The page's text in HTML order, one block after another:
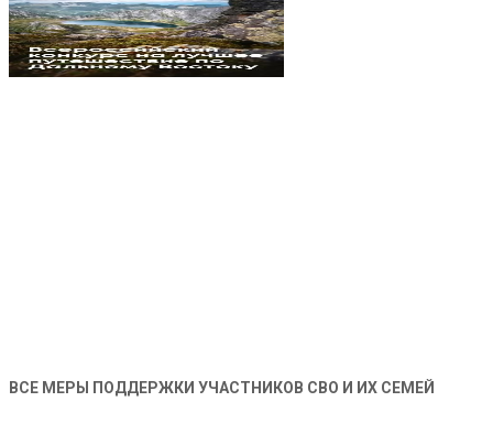
ВСЕ МЕРЫ ПОДДЕРЖКИ УЧАСТНИКОВ СВО И ИХ СЕМЕЙ